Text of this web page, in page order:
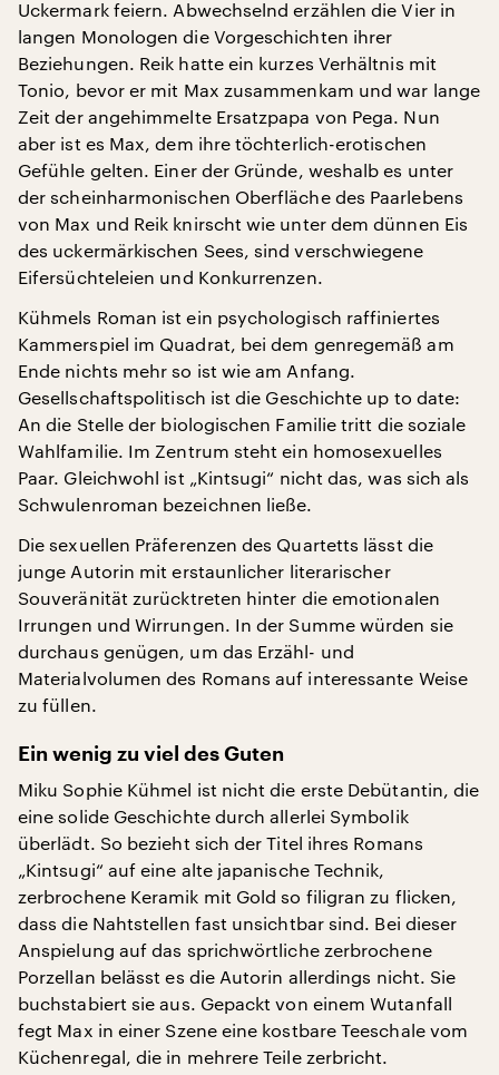
Uckermark feiern. Abwechselnd erzählen die Vier in
langen Monologen die Vorgeschichten ihrer
Beziehungen. Reik hatte ein kurzes Verhältnis mit
Tonio, bevor er mit Max zusammenkam und war lange
Zeit der angehimmelte Ersatzpapa von Pega. Nun
aber ist es Max, dem ihre töchterlich-erotischen
Gefühle gelten. Einer der Gründe, weshalb es unter
der scheinharmonischen Oberfläche des Paarlebens
von Max und Reik knirscht wie unter dem dünnen Eis
des uckermärkischen Sees, sind verschwiegene
Eifersüchteleien und Konkurrenzen.
Kühmels Roman ist ein psychologisch raffiniertes
Kammerspiel im Quadrat, bei dem genregemäß am
Ende nichts mehr so ist wie am Anfang.
Gesellschaftspolitisch ist die Geschichte up to date:
An die Stelle der biologischen Familie tritt die soziale
Wahlfamilie. Im Zentrum steht ein homosexuelles
Paar. Gleichwohl ist „Kintsugi“ nicht das, was sich als
Schwulenroman bezeichnen ließe.
Die sexuellen Präferenzen des Quartetts lässt die
junge Autorin mit erstaunlicher literarischer
Souveränität zurücktreten hinter die emotionalen
Irrungen und Wirrungen. In der Summe würden sie
durchaus genügen, um das Erzähl- und
Materialvolumen des Romans auf interessante Weise
zu füllen.
Ein wenig zu viel des Guten
Miku Sophie Kühmel ist nicht die erste Debütantin, die
eine solide Geschichte durch allerlei Symbolik
überlädt. So bezieht sich der Titel ihres Romans
„Kintsugi“ auf eine alte japanische Technik,
zerbrochene Keramik mit Gold so filigran zu flicken,
dass die Nahtstellen fast unsichtbar sind. Bei dieser
Anspielung auf das sprichwörtliche zerbrochene
Porzellan belässt es die Autorin allerdings nicht. Sie
buchstabiert sie aus. Gepackt von einem Wutanfall
fegt Max in einer Szene eine kostbare Teeschale vom
Küchenregal, die in mehrere Teile zerbricht.